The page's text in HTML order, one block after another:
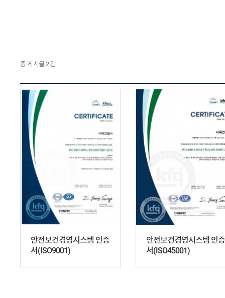
총 게시글 2건
안전보건경영시스템 인증
서(ISO9001)
안전보건경영시스템 인증
서(ISO45001)